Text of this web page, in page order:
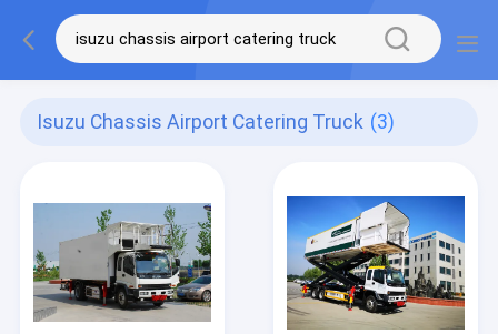
Isuzu Chassis Airport Catering Truck (3)